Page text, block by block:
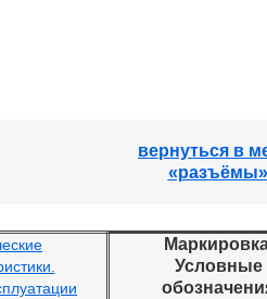
вернуться в
«разъёмы»
Условные